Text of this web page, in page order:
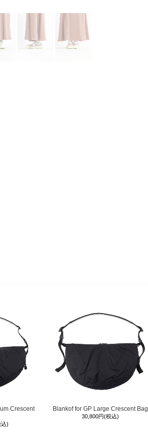
Crescent
)
Blankof for GP Large Crescent Bag
30,800円(税込)